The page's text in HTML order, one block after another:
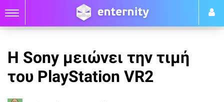
Η Sony μειώνει την τιμή
του PlayStation VR2